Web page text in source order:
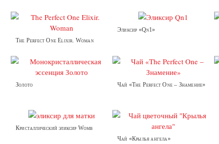
The Perfect One Elixir. Woman
Эликсир «Qn1»
Золото Чай «The Perfect One – Знамение»
Кристаллический эликсир Womb
Чай «Крылья ангела»